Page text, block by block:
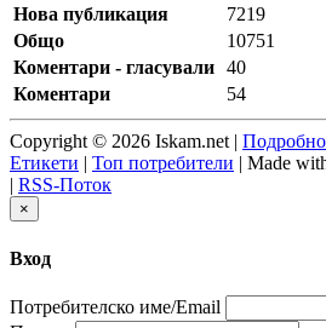
Нова публикация
7219
Общо
10751
Коментари - гласували 40
Коментари
54
Copyright © 2026 Iskam.net | Подробно
Етикети | Топ потребители | Made
| RSS-Поток
×
Вход
Потребителско име/Email